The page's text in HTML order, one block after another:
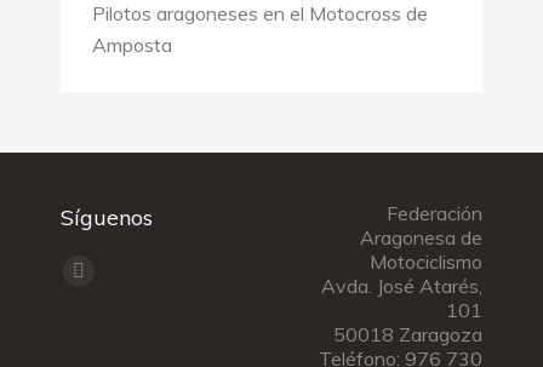
Pilotos aragoneses en el Motocross de
Amposta
Síguenos
Encuéntranos en:
Facebook
Federación
Aragonesa de
Motociclismo
Avda. José Atarés,
101
50018 Zaragoza
Teléfono: 976 730